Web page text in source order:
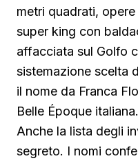
metri quadrati,
super king con
affacciata sul Golfo
sistemazione scelta
il nome da Franca
Belle Époque italiana.
Anche la lista degli
segreto. I nomi